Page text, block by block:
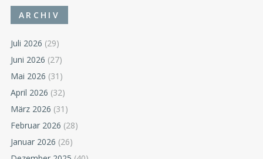
ARCHIV
Juli 2026 (29)
Juni 2026 (27)
Mai 2026 (31)
April 2026 (32)
März 2026 (31)
Februar 2026 (28)
Januar 2026 (26)